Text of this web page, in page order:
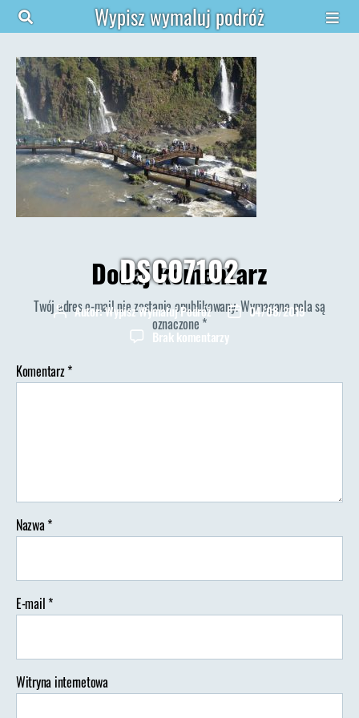
Wypisz wymaluj podróż
DSC07102
AutorAutor:Wypisz Wymaluj Podróż
Data04/08/2019
Brak komentarzydo
Dodaj komentarz
Twój adres e-mail nie zostanie opublikowany.Wymagane pola są
oznaczone *
Komentarz*
Nazwa*
E-mail*
Witryna internetowa